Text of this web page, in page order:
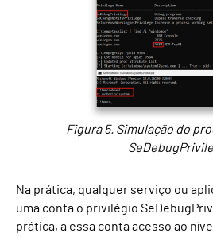
Figura 5. Simulação do
Na prática, qualquer serviço ou
uma conta o privilégio
prática, a essa conta acesso ao